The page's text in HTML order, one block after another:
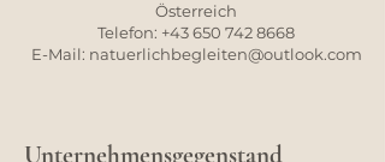
Österreich
Telefon: +43 650 742 8668
E-Mail: natuerlichbegleiten@outlook.com
Unternehmensgegenstand